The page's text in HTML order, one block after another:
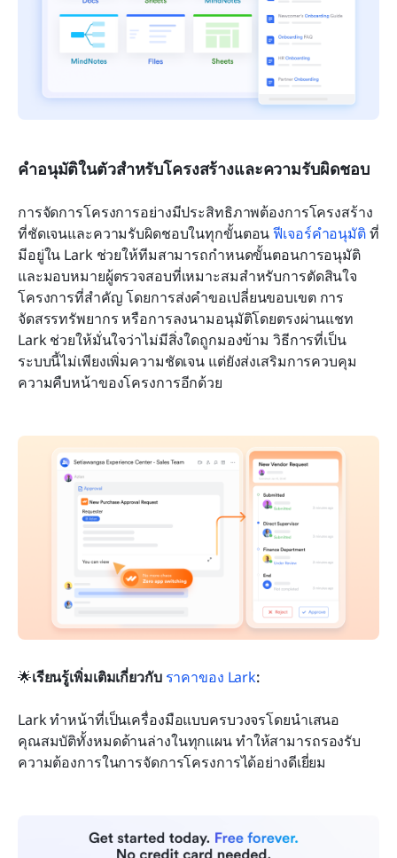
คำอนุมัติในตัวสำหรับโครงสร้างและความรับผิดชอบ
การจัดการโครงการอย่างมีประสิทธิภาพต้องการโครงสร้าง
ที่ชัดเจนและความรับผิดชอบในทุกขั้นตอน ฟีเจอร์คำอนุมัติ ที่
มีอยู่ใน Lark ช่วยให้ทีมสามารถกำหนดขั้นตอนการอนุมัติ
และมอบหมายผู้ตรวจสอบที่เหมาะสมสำหรับการตัดสินใจ
โครงการที่สำคัญ โดยการส่งคำขอเปลี่ยนขอบเขต การ
จัดสรรทรัพยากร หรือการลงนามอนุมัติโดยตรงผ่านแชท
Lark ช่วยให้มั่นใจว่าไม่มีสิ่งใดถูกมองข้าม วิธีการที่เป็น
ระบบนี้ไม่เพียงเพิ่มความชัดเจน แต่ยังส่งเสริมการควบคุม
ความคืบหน้าของโครงการอีกด้วย
🌟เรียนรู้เพิ่มเติมเกี่ยวกับ ราคาของ Lark:
Lark ทำหน้าที่เป็นเครื่องมือแบบครบวงจรโดยนำเสนอ
คุณสมบัติทั้งหมดด้านล่างในทุกแผน ทำให้สามารถรองรับ
ความต้องการในการจัดการโครงการได้อย่างดีเยี่ยม